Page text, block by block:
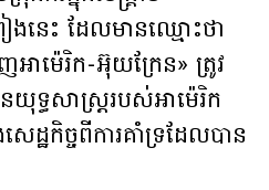
ងនេះ ដែលមានឈ្មោះថា
ម៉េរិក-អ៊ុយក្រែន» ត្រូវ
យុទ្ធសាស្ត្ររបស់អាម៉េរិក
ឋកិច្ចពីការគាំទ្រដែលបាន